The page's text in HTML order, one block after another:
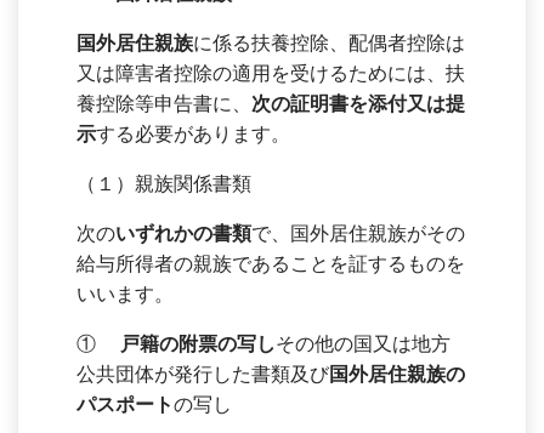
国外居住親族に係る扶養控除、配偶者控除は
又は障害者控除の適用を受けるためには、扶
養控除等申告書に、 次の証明書を添付又は提
示する必要があります。
（１）親族関係書類
次のいずれかの書類で、国外居住親族がその
給与所得者の親族であることを証するものを
いいます。
① 戸籍の附票の写しその他の国又は地方
公共団体が発行した書類及び国外居住親族の
パスポートの写し